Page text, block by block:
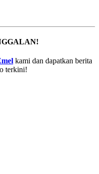
kami dan dapatkan berita
terkini!